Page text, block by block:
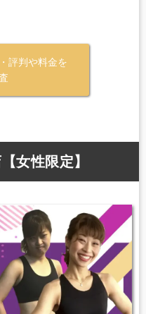
評判や料金を
女性限定】